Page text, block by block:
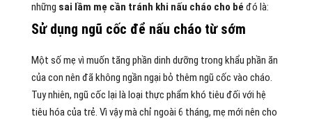
những sai lầm mẹ cần tránh khi nấu cháo cho bé đó là:
Sử dụng ngũ cốc để nấu cháo từ sớm
Một số mẹ vì muốn tăng phần dinh dưỡng trong khẩu phần ăn
của con nên đã không ngần ngại bỏ thêm ngũ cốc vào cháo.
Tuy nhiên, ngũ cốc lại là loại thực phẩm khó tiêu đối với hệ
tiêu hóa của trẻ. Vì vậy mà chỉ ngoài 6 tháng, mẹ mới nên cho